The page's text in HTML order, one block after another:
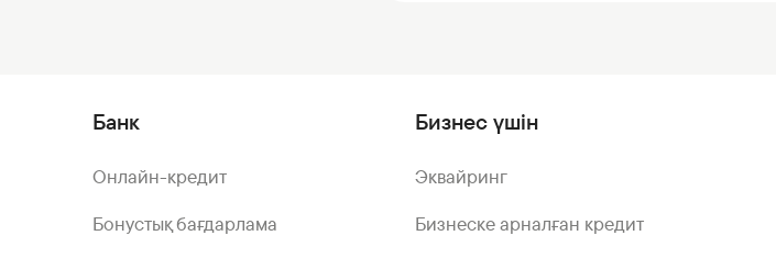
Банк
Онлайн-кредит
Бонустық бағдарлама
Бизнес үшін
Эквайринг
Бизнеске арналған кредит